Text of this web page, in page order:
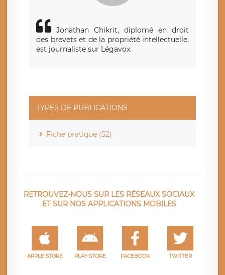
Jonathan Chikrit, diplomé en droit
des brevets et de la propriété intellectuelle,
est journaliste sur Légavox.
TYPES DE PUBLICATIONS
Fiche pratique (52)
RETROUVEZ-NOUS SUR LES RÉSEAUX SOCIAUX
ET SUR NOS APPLICATIONS MOBILES
APPLE STORE PLAY STORE FACEBOOK TWITTER